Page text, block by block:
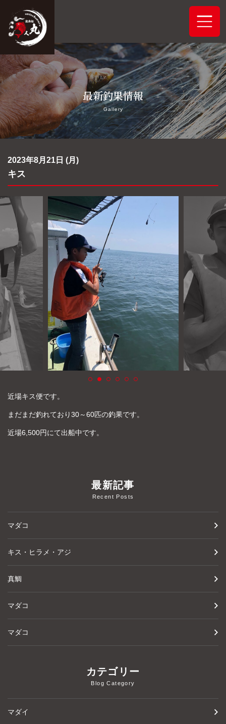
ホーム
システムご案内
最新釣果情報
船舶概要
アクセス
よくあるご質問
プライバシーポリシー
お問い合わせ
お知らせ
最新釣果情報
Gallery
2023年8月21日 (月)
キス
近場キス便です。
まだまだ釣れており30～60匹の釣果です。
近場6,500円にて出船中です。
最新記事
Recent Posts
マダコ
キス・ヒラメ・アジ
真鯛
マダコ
マダコ
カテゴリー
Blog Category
マダイ